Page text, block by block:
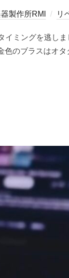
製作所RMI リ
イミングを逃し
色のブラスはオ